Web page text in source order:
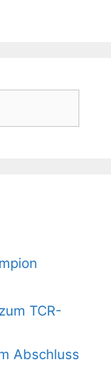
TCR-
Abschluss